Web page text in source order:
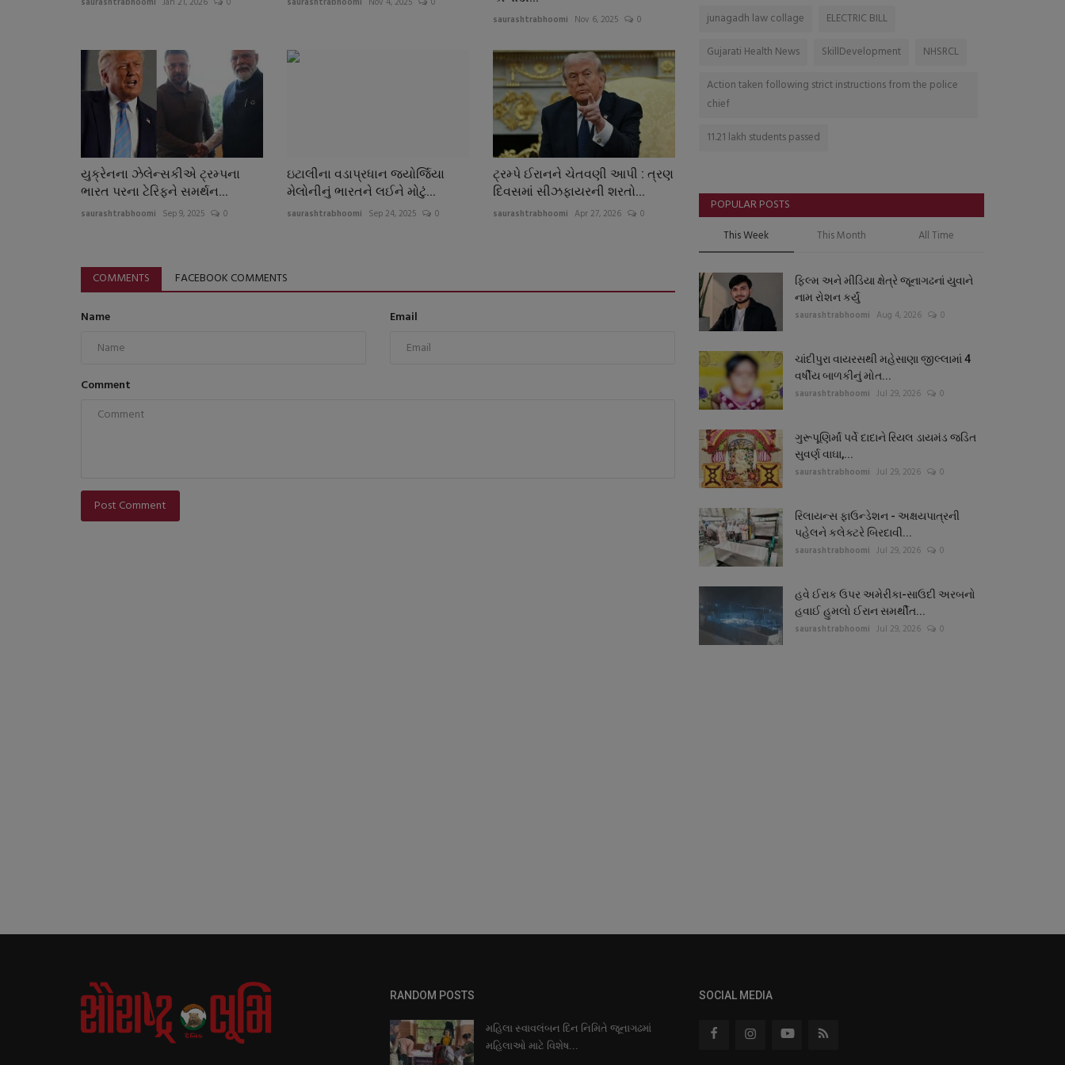
saurashtrabhoomi Nov 6, 2025 0
યુક્રેનના ઝેલેન્સકીએ ટ્રમ્પના
ભારત પરના ટેરિફને સમર્થન...
saurashtrabhoomi Sep 9, 2025 0
ઇટાલીના વડાપ્રધાન જ્યોર્જિયા
મેલોનીનું ભારતને લઈને મોટું...
saurashtrabhoomi Sep 24, 2025 0
ટ્રમ્પે ઈરાનને ચેતવણી આપી : ત્રણ
દિવસમાં સીઝફાયરની શરતો...
saurashtrabhoomi Apr 27, 2026 0
COMMENTS FACEBOOK COMMENTS
Name Email
Comment
Post Comment
junagadh law collage
ELECTRIC BILL
Gujarati Health News
SkillDevelopment
NHSRCL
Action taken following strict instructions from the police
chief
11.21 lakh students passed
POPULAR POSTS
This Week This Month All Time
ફિલ્મ અને મીડિયા ક્ષેત્રે જૂનાગઢનાં યુવાને
નામ રોશન કર્યું
saurashtrabhoomi Aug 4, 2026 0
ચાંદીપુરા વાયરસથી મહેસાણા જીલ્લામાં 4
વર્ષીય બાળકીનું મોત...
saurashtrabhoomi Jul 29, 2026 0
ગુરૂપૂણિર્માં પર્વે દાદાને રિયલ ડાયમંડ જડિત
સુવર્ણ વાઘા,...
saurashtrabhoomi Jul 29, 2026 0
રિલાયન્સ ફાઉન્ડેશન - અક્ષયપાત્રની
પહેલને કલેક્ટરે બિરદાવી...
saurashtrabhoomi Jul 29, 2026 0
હવે ઈરાક ઉપર અમેરીકા-સાઉદી અરબનો
હવાઈ હુમલો ઈરાન સમર્થીત...
saurashtrabhoomi Jul 29, 2026 0
RANDOM POSTS
મહિલા સ્વાવલંબન દિન નિમિતે જૂનાગઢમાં
મહિલાઓ માટે વિશેષ...
SOCIAL MEDIA